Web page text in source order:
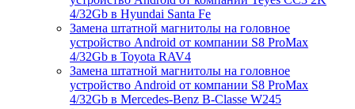
4/32Gb в Hyundai Santa Fe
Замена штатной магнитолы на головное
устройство Android от компании S8 ProMax
4/32Gb в Toyota RAV4
Замена штатной магнитолы на головное
устройство Android от компании S8 ProMax
4/32Gb в Mercedes-Benz B-Classe W245